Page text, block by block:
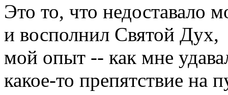
Это то, что недоставало
и восполнил Святой Дух,
мой опыт -- как мне
какое-то препятствие на